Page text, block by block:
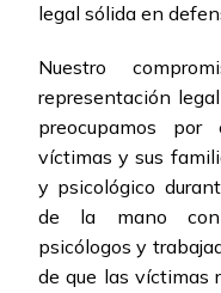
legal sólida en
Nuestro
representación
preocupamos
víctimas y sus
y psicológico
de la mano con
psicólogos y
de que las víctimas